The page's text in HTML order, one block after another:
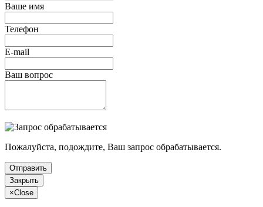
Ваше имя
Телефон
E-mail
Ваш вопрос
Пожалуйста, подождите, Ваш запрос обрабатывается.
Отправить
Закрыть
×Close